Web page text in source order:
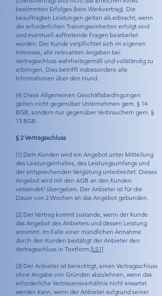
bestimmten Erfolges (kein Werkvertrag). Die
beauftragten Leistungen gelten als erbracht, wenn
die erforderlichen Trainingseinheiten erfolgt sind
und eventuell auftretende Fragen bearbeitet
wurden. Der Kunde verpflichtet sich im eigenen
Interesse, alle relevanten Angaben bei
Vertragsschluss wahrheitsgemäß und vollständig zu
erbringen. Dies betrifft insbesondere alle
Informationen über den Hund.
(4) Diese Allgemeinen Geschäftsbedingungen
gelten nicht gegenüber Unternehmen gem. § 14
BGB, sondern nur gegenüber Verbrauchern gem. §
13 BGB.
§ 2 Vertragsschluss
(1) Dem Kunden wird ein Angebot unter Mitteilung
des Leistungsinhaltes, des Leistungsumfangs und
der entsprechenden Vergütung unterbreitet. Dieses
Angebot wird mit den AGB an den Kunden
versendet/ übergeben. Der Anbieter ist für die
Dauer von 2 Wochen an das Angebot gebunden.
(2) Der Vertrag kommt zustande, wenn der Kunde
das Angebot des Anbieters und dessen Leistung
annimmt. Im Falle einer mündlichen Annahme
durch den Kunden bestätigt der Anbieter den
Vertragsschluss in Textform.[LS1]
(3) Der Anbieter ist berechtigt, einen Vertragsschluss
ohne Angabe von Gründen abzulehnen, wenn das
erforderliche Vertrauensverhältnis nicht erwartet
werden kann, wenn der Anbieter aufgrund seiner